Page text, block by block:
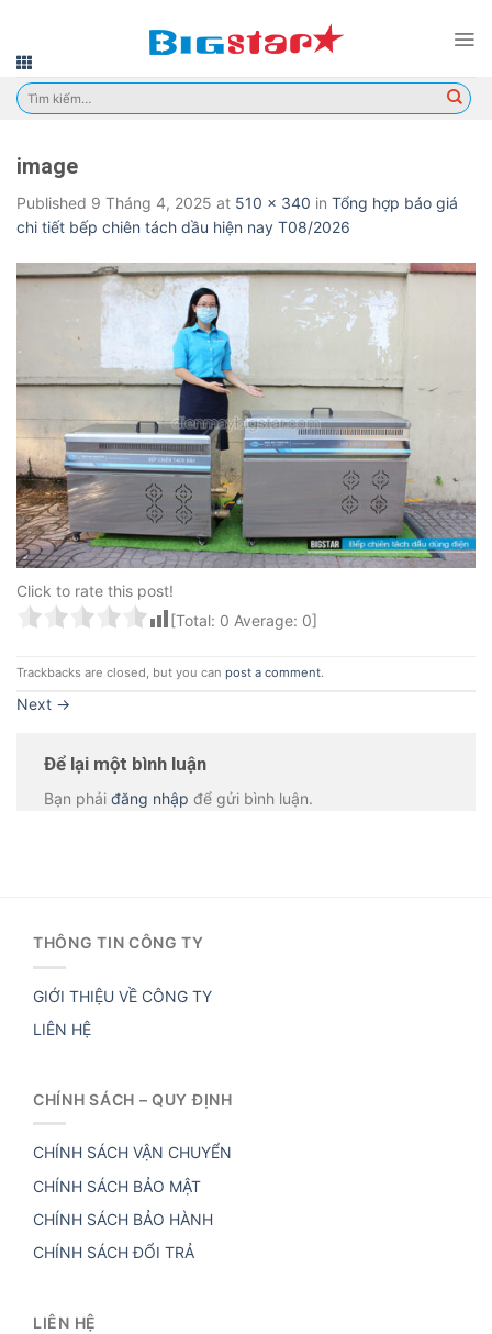
content
Tìm
kiếm:
image
Published 9 Tháng 4, 2025 at 510 × 340 in Tổng hợp báo giá
chi tiết bếp chiên tách dầu hiện nay T08/2026
Click to rate this post!
[Total: 0 Average: 0]
Trackbacks are closed, but you can post a comment.
Next →
Để lại một bình luận
Bạn phải đăng nhập để gửi bình luận.
THÔNG TIN CÔNG TY
GIỚI THIỆU VỀ CÔNG TY
LIÊN HỆ
CHÍNH SÁCH – QUY ĐỊNH
CHÍNH SÁCH VẬN CHUYỂN
CHÍNH SÁCH BẢO MẬT
CHÍNH SÁCH BẢO HÀNH
CHÍNH SÁCH ĐỔI TRẢ
LIÊN HỆ